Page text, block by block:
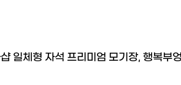
일체형 자석 프리미엄 모기장, 행복부